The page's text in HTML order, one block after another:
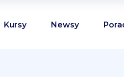
Kursy Newsy